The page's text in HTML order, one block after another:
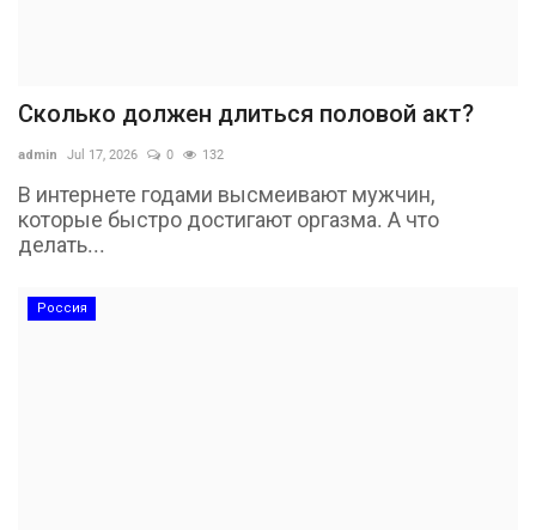
Сколько должен длиться половой акт?
admin Jul 17, 2026 0 132
В интернете годами высмеивают мужчин,
которые быстро достигают оргазма. А что
делать...
Россия